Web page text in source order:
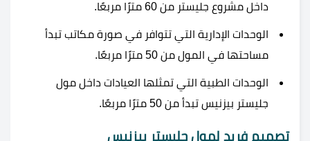
داخل مشروع جليستر من 60 مترًا مربعًا.
الوحدات الإدارية التي تتوافر في صورة مكاتب تبدأ
مساحتها في المول من 50 مترًا مربعًا.
الوحدات الطبية التي تمثلها العيادات داخل مول
جليستر بيزنيس تبدأ من 50 مترًا مربعًا.
تصميم فريد لمول جليستر بيزنيس